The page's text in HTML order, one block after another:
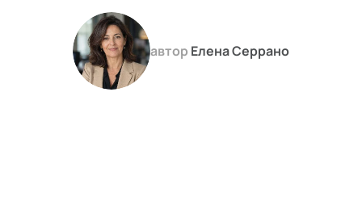
автор Елена Серрано